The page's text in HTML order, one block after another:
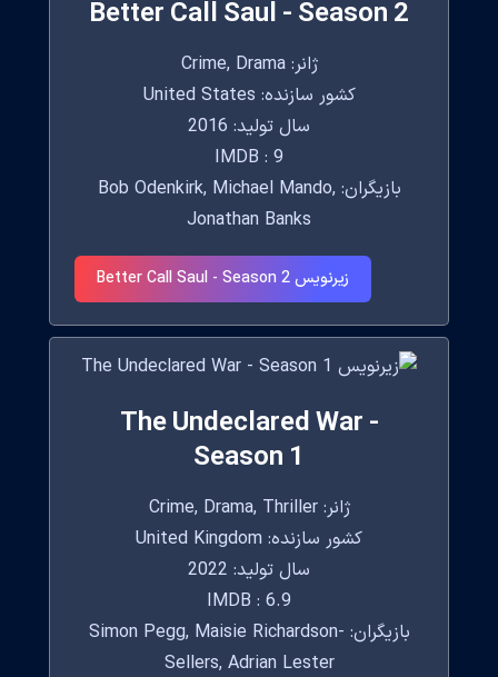
Better Call Saul - Season 2
ژانر: Crime, Drama
کشور سازنده: United States
سال تولید: 2016
IMDB : 9
بازیگران: Bob Odenkirk, Michael Mando,
Jonathan Banks
زیرنویس Better Call Saul - Season 2
The Undeclared War -
Season 1
ژانر: Crime, Drama, Thriller
کشور سازنده: United Kingdom
سال تولید: 2022
IMDB : 6.9
بازیگران: Simon Pegg, Maisie Richardson-
Sellers, Adrian Lester